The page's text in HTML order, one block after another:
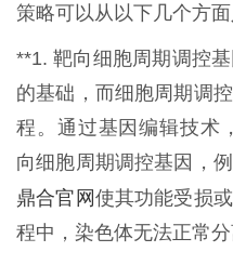
策略可以从以下几个方面
**1. 靶向细胞周期调控
的基础，而细胞周期调
程。通过基因编辑技术
向细胞周期调控基因，
鼎合官网使其功能受损
程中，染色体无法正常